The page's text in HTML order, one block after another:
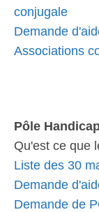
conjugale
Demande
Associations
Pôle
Qu'est ce que
Liste des 30
Demande
Demande de